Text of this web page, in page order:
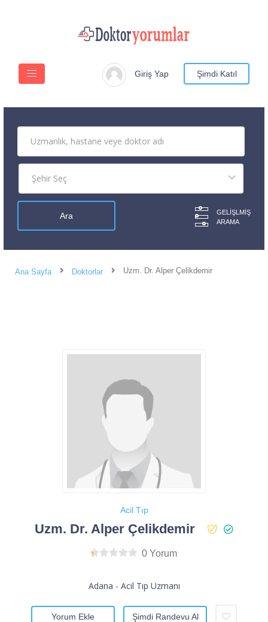
Giriş Yap Şimdi Katıl
GELIŞLMIŞ
ARAMA
Ana Sayfa Doktorlar Uzm. Dr. Alper Çelikdemir
Acil Tıp
Uzm. Dr. Alper Çelikdemir
0 Yorum
Adana - Acil Tıp Uzmanı
Yorum Ekle Şimdi Randevu Al